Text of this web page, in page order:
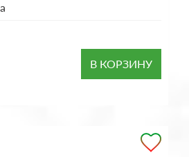
В КОРЗИНУ